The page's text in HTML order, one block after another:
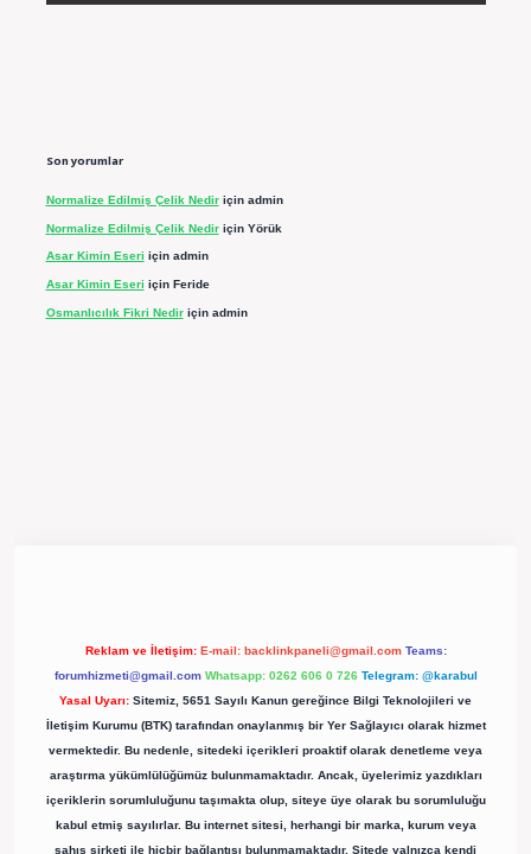
Son yorumlar
Normalize Edilmiş Çelik Nediriçin admin
Normalize Edilmiş Çelik Nediriçin Yörük
Asar Kimin Eseri için admin
Asar Kimin Eseri için Feride
Osmanlıcılık Fikri Nediriçin admin
Reklam ve İletişim: E-mail: backlinkpaneli@gmail.com Teams:
forumhizmeti@gmail.com Whatsapp: 0262 606 0 726 Telegram: @karabul
Yasal Uyarı: Sitemiz, 5651 Sayılı Kanun gereğince Bilgi Teknolojileri ve
İletişim Kurumu (BTK) tarafından onaylanmış bir Yer Sağlayıcı olarak hizmet
vermektedir. Bu nedenle, sitedeki içerikleri proaktif olarak denetleme veya
araştırma yükümlülüğümüz bulunmamaktadır. Ancak, üyelerimiz yazdıkları
içeriklerin sorumluluğunu taşımakta olup, siteye üye olarak bu sorumluluğu
kabul etmiş sayılırlar. Bu internet sitesi, herhangi bir marka, kurum veya
şahıs şirketi ile hiçbir bağlantısı bulunmamaktadır. Sitede yalnızca kendi